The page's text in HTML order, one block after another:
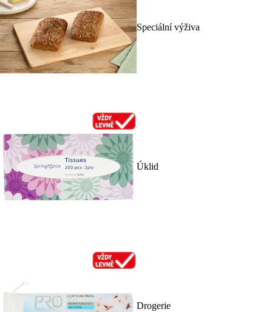
Speciální výživa
Úklid
Drogerie